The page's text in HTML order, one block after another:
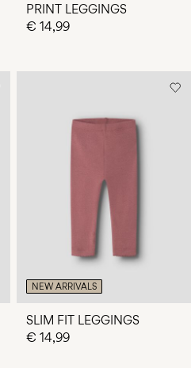
PRINT LEGGINGS
€ 14,99
NEW ARRIVALS
SLIM FIT LEGGINGS
€ 14,99